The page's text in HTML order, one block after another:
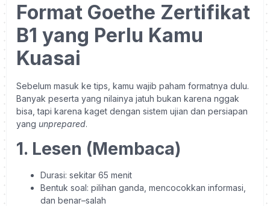
Format Goethe Zertifikat
B1 yang Perlu Kamu
Kuasai
Sebelum masuk ke tips, kamu wajib paham formatnya dulu.
Banyak peserta yang nilainya jatuh bukan karena nggak
bisa, tapi karena kaget dengan sistem ujian dan persiapan
yang unprepared.
1. Lesen (Membaca)
Durasi: sekitar 65 menit
Bentuk soal: pilihan ganda, mencocokkan informasi,
dan benar–salah